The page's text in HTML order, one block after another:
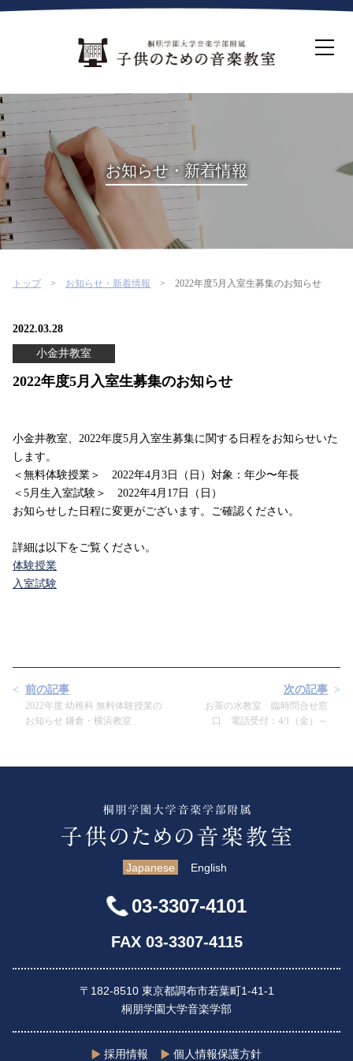
ホーム
生徒募集について
教室案内
コース紹介
概要・沿革
桐朋を選ぶ理由
インタビュー・コラム
イベント
よくある質問
お知らせ・新着情報
トップ お知らせ・新着情報 2022年度5月入室生募集のお知らせ
2022.03.28
小金井教室
2022年度5月入室生募集のお知らせ
小金井教室、2022年度5月入室生募集に関する日程をお知らせいた
します。
＜無料体験授業＞ 2022年4月3日（日）対象：年少〜年長
＜5月生入室試験＞ 2022年4月17日（日）
お知らせした日程に変更がございます。ご確認ください。
詳細は以下をご覧ください。
体験授業
入室試験
前の記事
2022年度 幼稚科 無料体験授業の
お知らせ 鎌倉・横浜教室
次の記事
お茶の水教室 臨時問合せ窓
口 電話受付：4/1（金）～
Japanese English
03-3307-4101
FAX 03-3307-4115
〒182-8510 東京都調布市若葉町1-41-1
桐朋学園大学音楽学部
採用情報 個人情報保護方針